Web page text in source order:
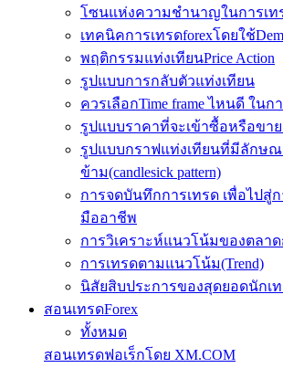
โซนแห่งความชำนาญในการเท
เทคนิคการเทรดforexโดยใช้
พฤติกรรมแท่งเทียนPrice Action
รูปแบบการกลับตัวแท่งเทียน
ควรเลือกTime frame ไหนดี ในก
รูปแบบราคาที่จะเข้าซื้อหรือขาย
รูปแบบกราฟแท่งเทียนที่มีลักษ
ข้าม(candlesick pattern)
การจดบันทึกการเทรด เพื่อไปสู่ก
มืออาชีพ
การวิเคราะห์แนวโน้มของตลา
การเทรดตามแนวโน้ม(Trend)
นิสัยสิบประการของสุดยอดนักเท
สอนเทรดForex
ทั้งหมด
สอนเทรดฟอเร็กโดย XM.COM